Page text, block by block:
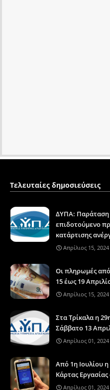
Τελευταίες δημοσιεύσεις
ΔΥΠΑ: Παράταση
επιδοτούμενο
κατάρτισης
Απρίλιος 15, 2024
Οι πληρωμές
15 έως 19
Απρίλιος 15, 2024
Στα Τρίκαλα η
Σάββατο 13
Απρίλιος 01, 2024
Από 1η Ιουλίου
Κάρτας
Απρίλιος 01, 2024